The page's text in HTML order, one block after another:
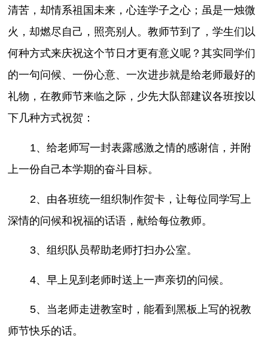
清苦，却情系祖国未来，心连学子之心；虽是一烛微
火，却燃尽自己，照亮别人。教师节到了，学生们以
何种方式来庆祝这个节日才更有意义呢？其实同学们
的一句问候、一份心意、一次进步就是给老师最好的
礼物，在教师节来临之际，少先大队部建议各班按以
下几种方式祝贺：
1、给老师写一封表露感激之情的感谢信，并附
上一份自己本学期的奋斗目标。
2、由各班统一组织制作贺卡，让每位同学写上
深情的问候和祝福的话语，献给每位教师。
3、组织队员帮助老师打扫办公室。
4、早上见到老师时送上一声亲切的问候。
5、当老师走进教室时，能看到黑板上写的祝教
师节快乐的话。